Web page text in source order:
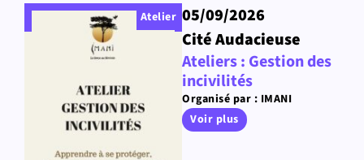
Atelier 05/09/2026
Cité Audacieuse
Ateliers : Gestion des
incivilités
Organisé par : IMANI
Voir plus